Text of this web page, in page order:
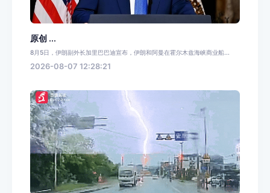
原创 ...
8月5日，伊朗副外长加里巴巴迪宣布，伊朗和阿曼在霍尔木兹海峡商业船...
2026-08-07 12:28:21